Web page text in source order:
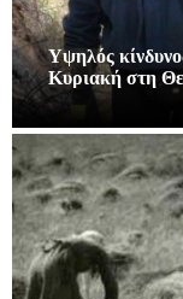
Υψηλός
Κυριακή στη